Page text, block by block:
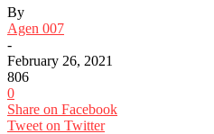
By
Agen 007
-
February 26, 2021
806
0
Share on Facebook
Tweet on Twitter